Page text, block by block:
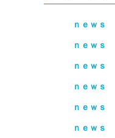
ｎｅｗｓ
ｎｅｗｓ
ｎｅｗｓ
ｎｅｗｓ
ｎｅｗｓ
ｎｅｗｓ